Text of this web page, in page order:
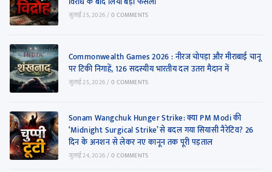
जुलाई 25, 2026/0 COMMENTS
Commonwealth Games 2026 : नीरज चोपड़ा और मीराबाई चानू
पर टिकी निगाहें, 126 सदस्यीय भारतीय दल उतरा मैदान में
जुलाई 25, 2026/0 COMMENTS
Sonam Wangchuk Hunger Strike: क्या PM Modi की
‘Midnight Surgical Strike’ से बदल गया सियासी नैरेटिव? 26
दिन के अनशन से लेकर नए कानून तक पूरी पड़ताल
जुलाई 24, 2026/0 COMMENTS